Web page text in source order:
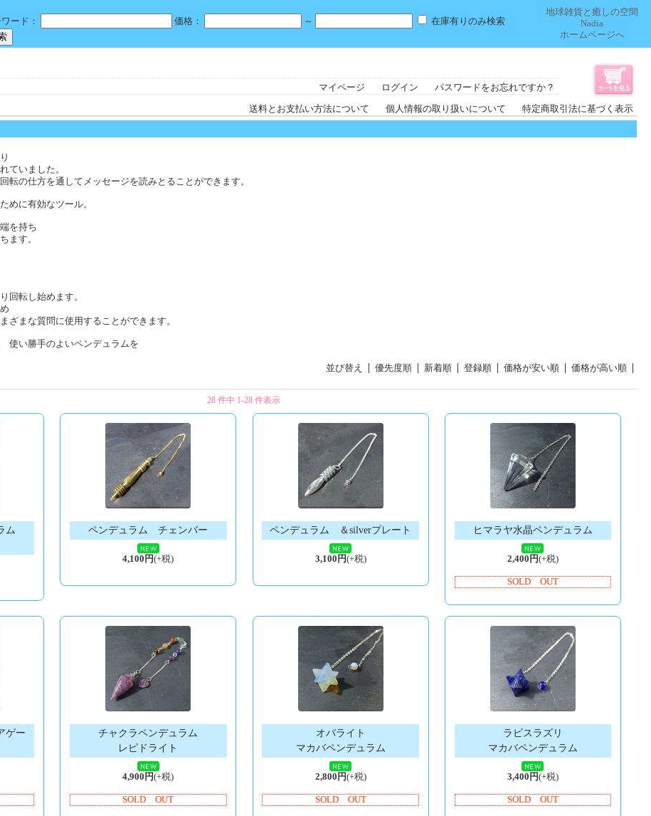
ード： 価格： ～ 在庫有りのみ検索
地球雑貨と癒しの空間
Nadia
ホームページへ
マイページ
ログイン パスワードをお忘れですか？
送料とお支払い方法について 個人情報の取り扱いについて 特定商取引法に基づく表示
ていました。
転の仕方を通してメッセージを読みとることができます。
めに有効なツール。
を持ち
ます。
回転し始めます。
ざまな質問に使用することができます。
使い勝手のよいペンデュラムを
並び替え
優先度順 新着順 登録順 価格が安い順 価格が高い順
28 件中 1-28 件表示
ム
ペンデュラム チェンバー
4,100円(+税)
ペンデュラム ＆silverプレート
3,100円(+税)
ヒマラヤ水晶ペンデュラム
2,400円(+税)
SOLD OUT
ゲー
チャクラペンデュラム
レピドライト
4,900円(+税)
SOLD OUT
オパライト
マカバペンデュラム
2,800円(+税)
SOLD OUT
ラピスラズリ
マカバペンデュラム
3,400円(+税)
SOLD OUT